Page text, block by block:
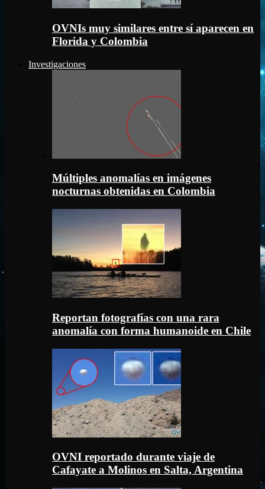
OVNIs muy similares entre sí aparecen en
Florida y Colombia
Investigaciones
Múltiples anomalías en imágenes
nocturnas obtenidas en Colombia
Reportan fotografías con una rara
anomalía con forma humanoide en Chile
OVNI reportado durante viaje de
Cafayate a Molinos en Salta, Argentina